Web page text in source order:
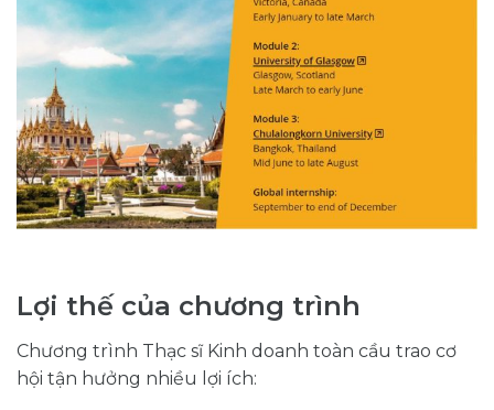
Lợi thế của chương trình
Chương trình Thạc sĩ Kinh doanh toàn cầu trao cơ
hội tận hưởng nhiều lợi ích: